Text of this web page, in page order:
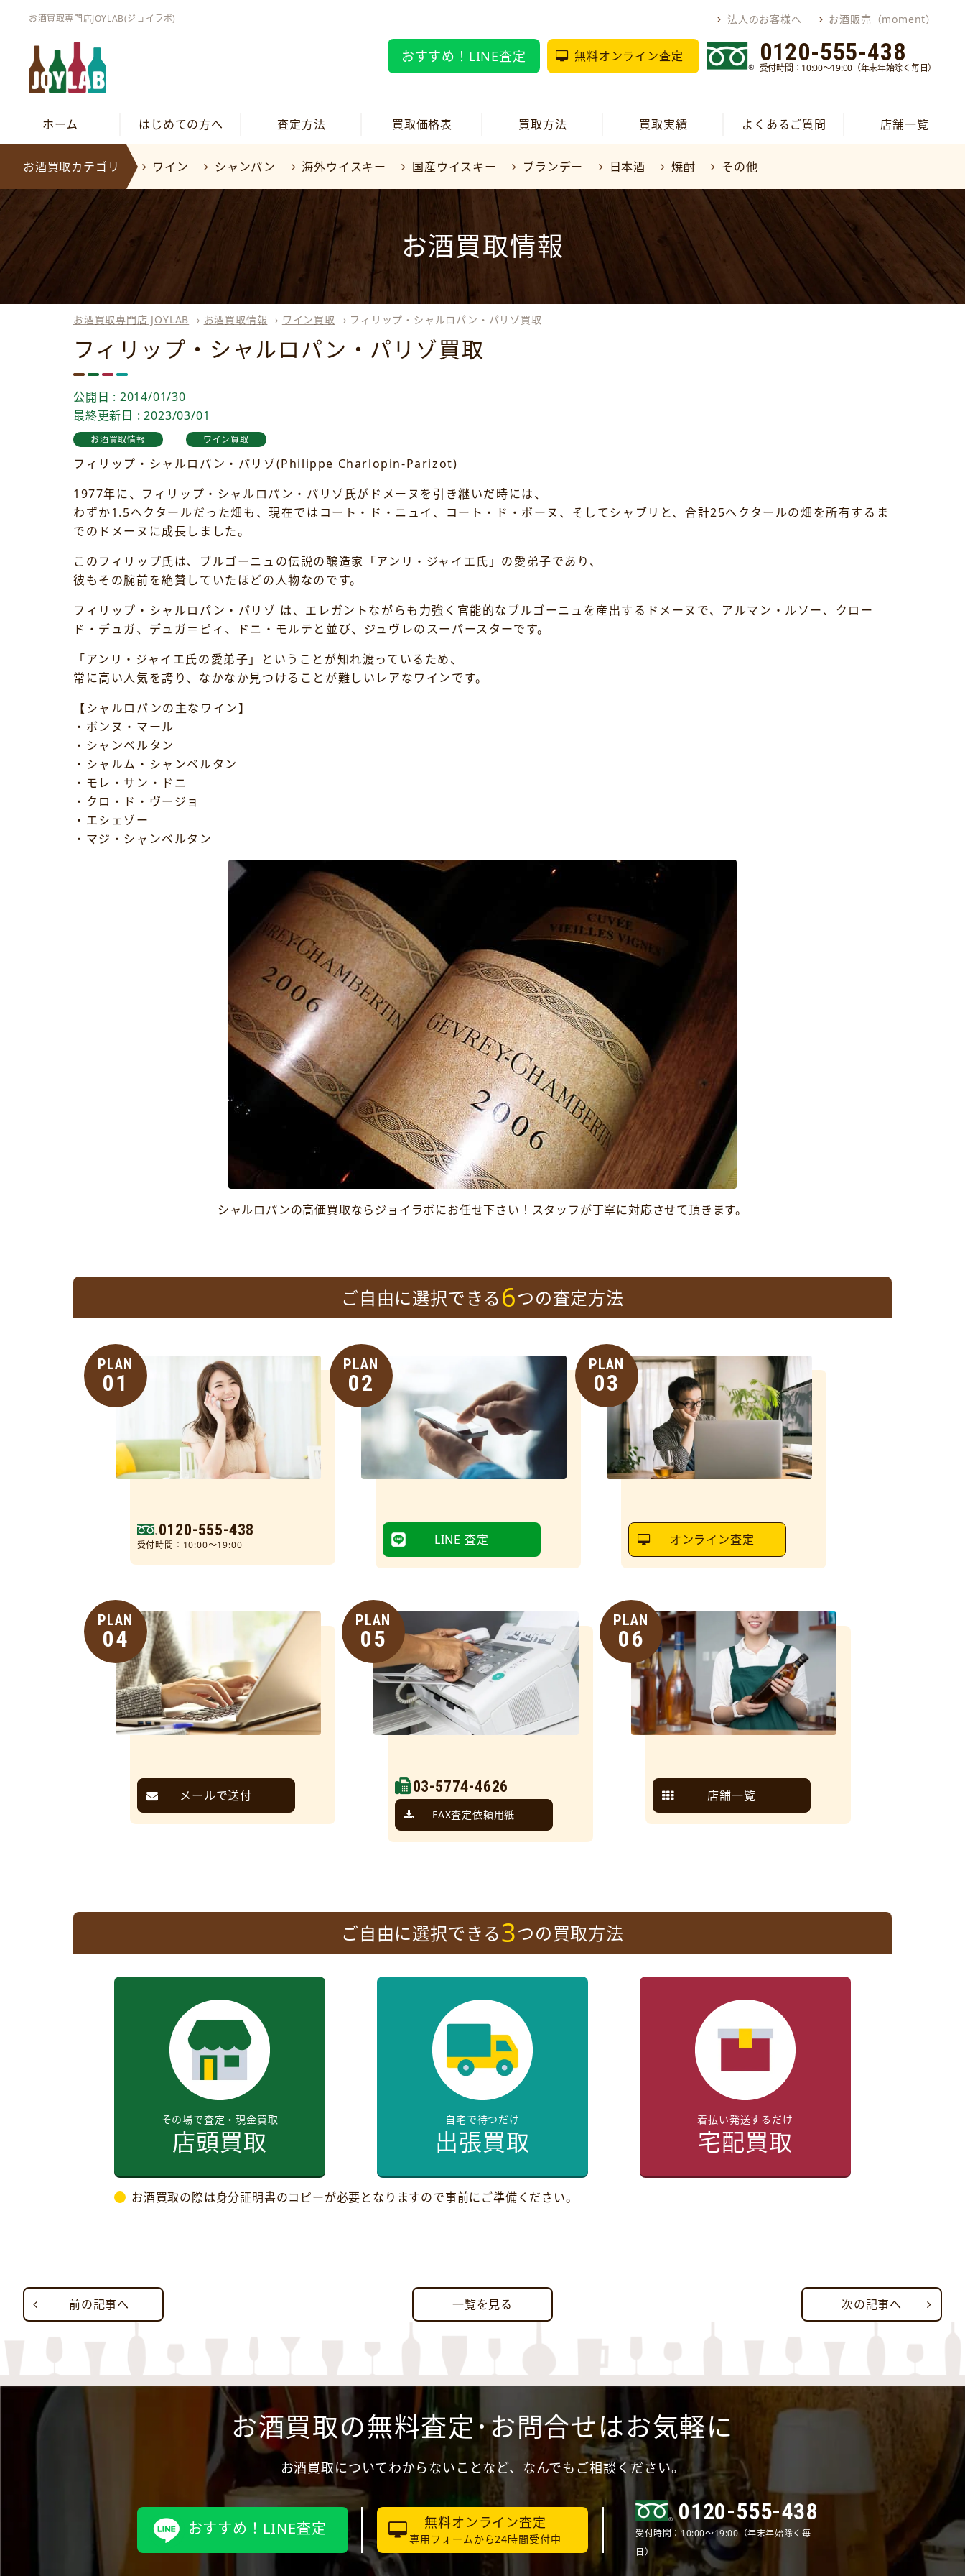
お酒買取専門店JOYLAB(ジョイラボ) 法人のお客様へ お酒販売（moment）
おすすめ！LINE査定 無料オンライン査定 0120-555-438
受付時間：10:00～19:00（年末年始除く毎日）
ホーム はじめての方へ 査定方法 買取価格表 買取方法 買取実績 よくあるご質問 店舗一覧
お酒買取カテゴリ ワイン シャンパン 海外ウイスキー 国産ウイスキー ブランデー 日本酒 焼酎 その他
お酒買取情報
お酒買取専門店 JOYLAB › お酒買取情報 › ワイン買取 › フィリップ・シャルロパン・パリゾ買取
フィリップ・シャルロパン・パリゾ買取
公開日 : 2014/01/30
最終更新日 : 2023/03/01
お酒買取情報 ワイン買取
フィリップ・シャルロパン・パリゾ(Philippe Charlopin-Parizot)
1977年に、フィリップ・シャルロパン・パリゾ氏がドメーヌを引き継いだ時には、
わずか1.5ヘクタールだった畑も、現在ではコート・ド・ニュイ、コート・ド・ボーヌ、そしてシャブリと、合計25ヘクタールの畑を所有するま
でのドメーヌに成長しました。
このフィリップ氏は、ブルゴーニュの伝説の醸造家「アンリ・ジャイエ氏」の愛弟子であり、
彼もその腕前を絶賛していたほどの人物なのです。
フィリップ・シャルロパン・パリゾ は、エレガントながらも力強く官能的なブルゴーニュを産出するドメーヌで、アルマン・ルソー、クロー
ド・デュガ、デュガ＝ピィ、ドニ・モルテと並び、ジュヴレのスーパースターです。
「アンリ・ジャイエ氏の愛弟子」ということが知れ渡っているため、
常に高い人気を誇り、なかなか見つけることが難しいレアなワインです。
【シャルロパンの主なワイン】
・ボンヌ・マール
・シャンベルタン
・シャルム・シャンベルタン
・モレ・サン・ドニ
・クロ・ド・ヴージョ
・エシェゾー
・マジ・シャンベルタン
シャルロパンの高価買取ならジョイラボにお任せ下さい！スタッフが丁寧に対応させて頂きます。
ご自由に選択できる6つの査定方法
PLAN
01
0120-555-438
受付時間：10:00～19:00
PLAN
02
LINE 査定
PLAN
03
オンライン査定
PLAN
04
メールで送付
PLAN
05
03-5774-4626
FAX査定依頼用紙
PLAN
06
店舗一覧
ご自由に選択できる3つの買取方法
その場で査定・現金買取
店頭買取
自宅で待つだけ
出張買取
着払い発送するだけ
宅配買取
お酒買取の際は身分証明書のコピーが必要となりますので事前にご準備ください。
前の記事へ 一覧を見る 次の記事へ
お酒買取の無料査定･お問合せはお気軽に
お酒買取についてわからないことなど、なんでもご相談ください。
おすすめ！LINE査定 無料オンライン査定
専用フォームから24時間受付中
0120-555-438
受付時間：10:00～19:00（年末年始除く毎
日）